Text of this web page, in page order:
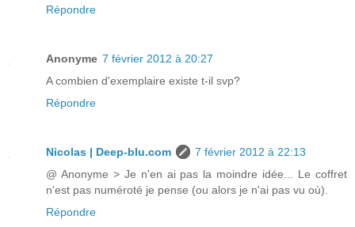
Répondre
Anonyme 7 février 2012 à 20:27
A combien d'exemplaire existe t-il svp?
Répondre
Nicolas | Deep-blu.com
7 février 2012 à 22:13
@ Anonyme > Je n'en ai pas la moindre idée... Le coffret
n'est pas numéroté je pense (ou alors je n'ai pas vu où).
Répondre